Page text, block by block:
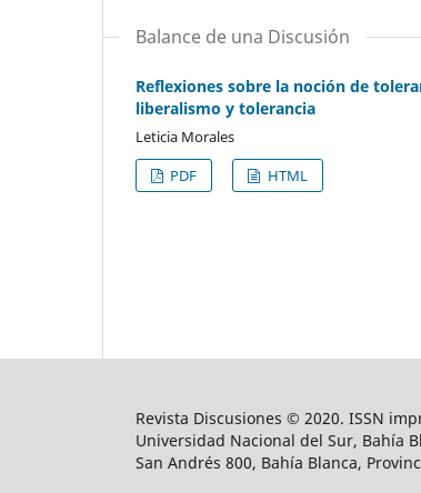
Balance de una Discusión
Reflexiones sobre la noción de
liberalismo y tolerancia
Leticia Morales
PDF
HTML
Revista Discusiones © 2020. ISSN
Universidad Nacional del Sur, Bahía
San Andrés 800, Bahía Blanca,